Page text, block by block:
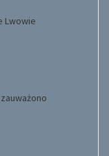
Lwowie